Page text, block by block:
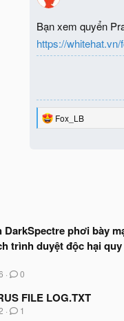
Bạn xem quyển
https://
R
Fox_LB
DarkSpectre phơi bày
trình duyệt độc hại
0
FILE LOG.TXT
1